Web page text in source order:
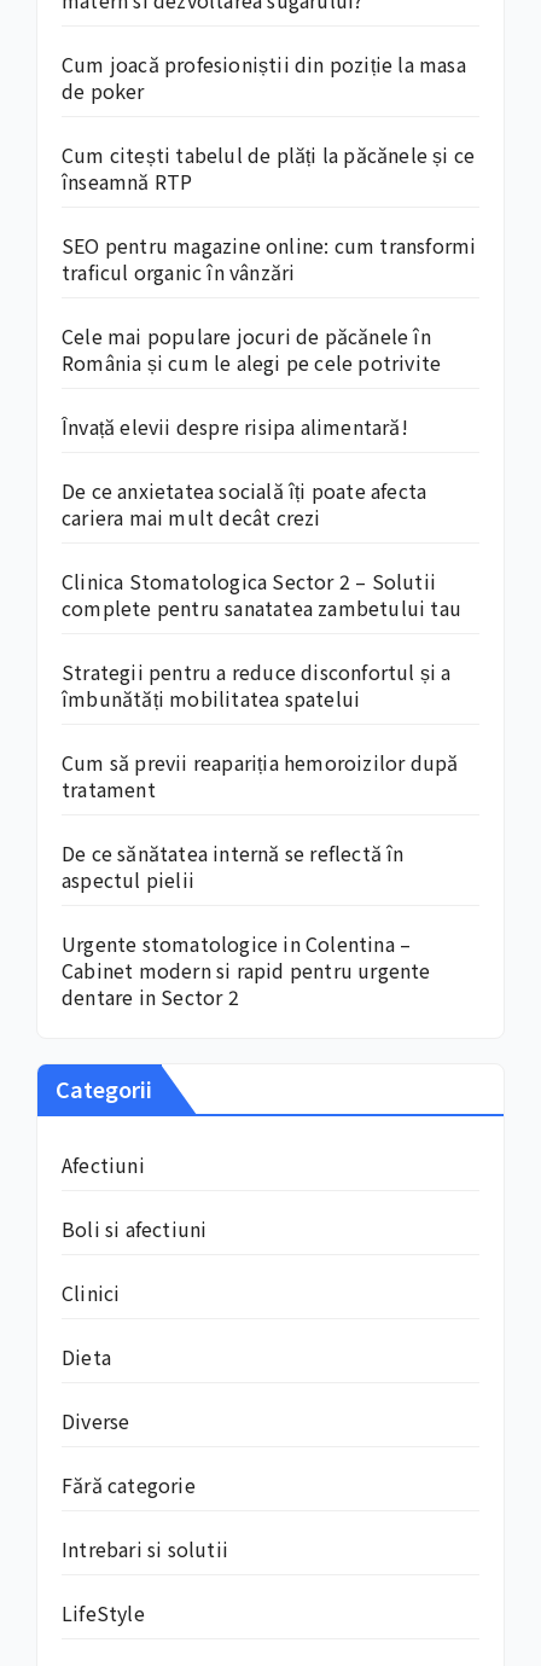
Cum joacă profesioniștii din poziție la masa
de poker
Cum citești tabelul de plăți la păcănele și ce
înseamnă RTP
SEO pentru magazine online: cum transformi
traficul organic în vânzări
Cele mai populare jocuri de păcănele în
România și cum le alegi pe cele potrivite
Învață elevii despre risipa alimentară!
De ce anxietatea socială îți poate afecta
cariera mai mult decât crezi
Clinica Stomatologica Sector 2 – Solutii
complete pentru sanatatea zambetului tau
Strategii pentru a reduce disconfortul și a
îmbunătăți mobilitatea spatelui
Cum să previi reapariția hemoroizilor după
tratament
De ce sănătatea internă se reflectă în
aspectul pielii
Urgente stomatologice in Colentina –
Cabinet modern si rapid pentru urgente
dentare in Sector 2
Categorii
Afectiuni
Boli si afectiuni
Clinici
Dieta
Diverse
Fără categorie
Intrebari si solutii
LifeStyle